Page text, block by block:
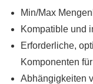
Min/Max
Kompatible und
Erforderliche,
Komponenten
Abhängigkeiten